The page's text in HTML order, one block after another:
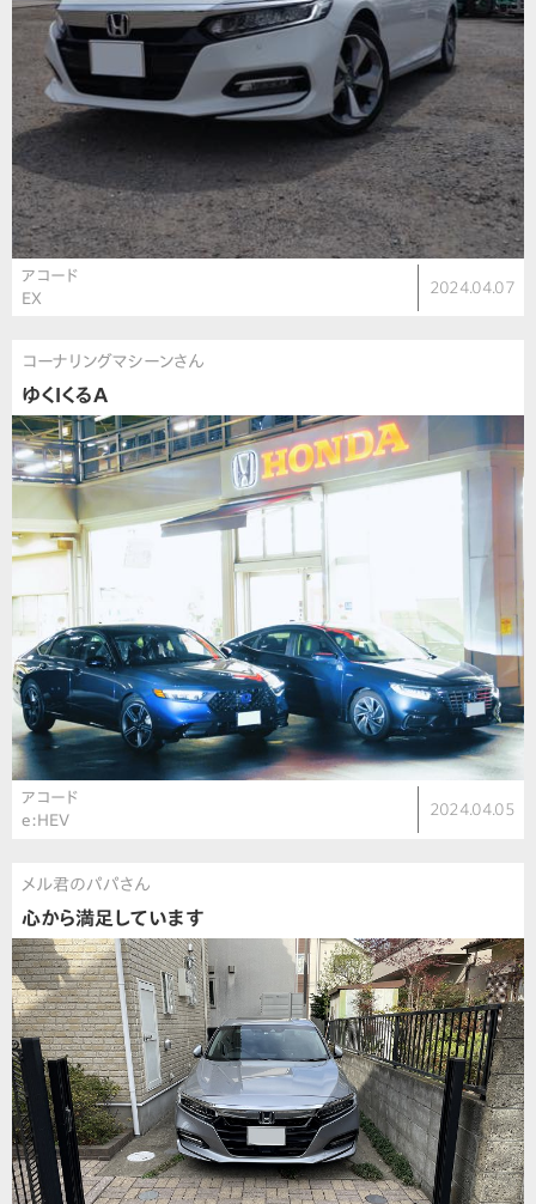
アコード
EX
2024.04.07
コーナリングマシーンさん
ゆくIくるA
アコード
e:HEV
2024.04.05
メル君のパパさん
心から満足しています